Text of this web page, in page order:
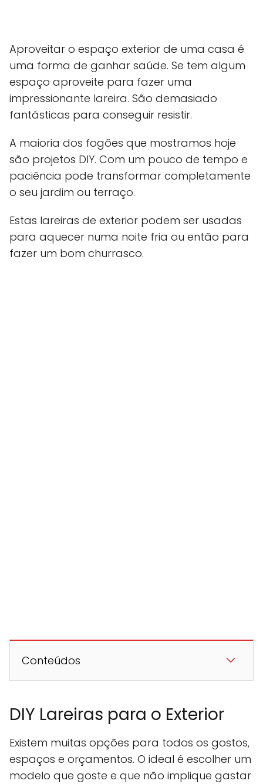
Aproveitar o espaço exterior de uma casa é
uma forma de ganhar saúde. Se tem algum
espaço aproveite para fazer uma
impressionante lareira. São demasiado
fantásticas para conseguir resistir.
A maioria dos fogões que mostramos hoje
são projetos DIY. Com um pouco de tempo e
paciência pode transformar completamente
o seu jardim ou terraço.
Estas lareiras de exterior podem ser usadas
para aquecer numa noite fria ou então para
fazer um bom churrasco.
Conteúdos
DIY Lareiras para o Exterior
Existem muitas opções para todos os gostos,
espaços e orçamentos. O ideal é escolher um
modelo que goste e que não implique gastar